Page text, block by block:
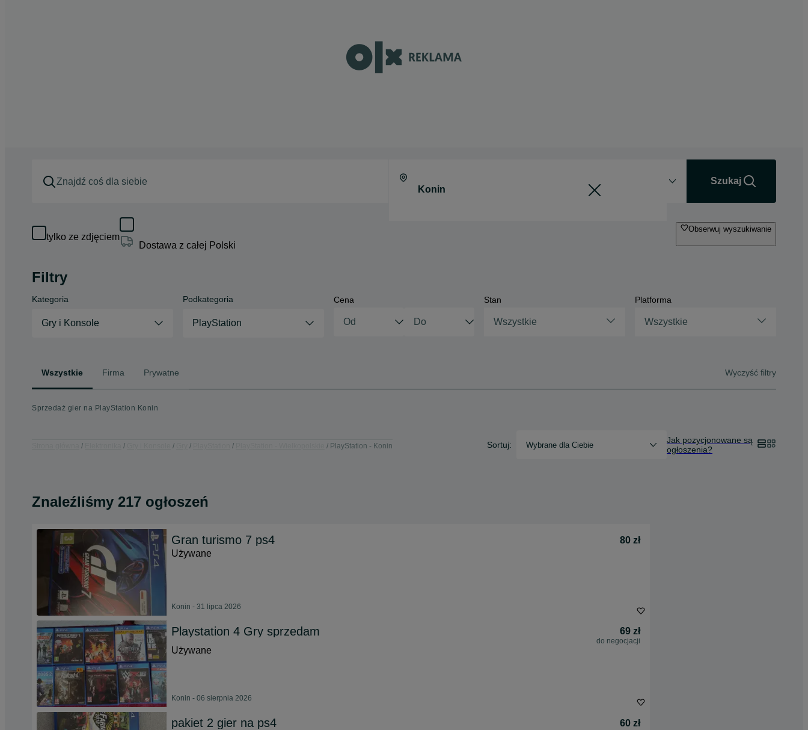
Szukaj
tylko ze zdjęciem
Dostawa z całej Polski
Obserwuj wyszukiwanie
Filtry
Kategoria
Gry i Konsole
Podkategoria
PlayStation
Cena Stan
Wszystkie
Platforma
Wszystkie
Wszystkie Firma Prywatne Wyczyść filtry
Sprzedaż gier na PlayStation Konin
PlayStation - Konin Sortuj: Wybrane dla Ciebie
Jak pozycjonowane są
ogłoszenia?
Znaleźliśmy 217 ogłoszeń
Gran turismo 7 ps4
80 zł
Używane
Konin - 31 lipca 2026
Playstation 4 Gry sprzedam 69 zł
do negocjacji
Używane
Konin - 06 sierpnia 2026
pakiet 2 gier na ps4
60 zł